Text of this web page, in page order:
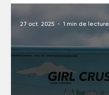
27 oct. 2025 1 min de lecture